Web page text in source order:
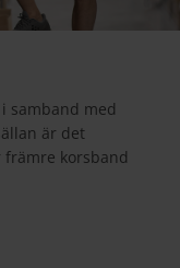
samband med
är det
korsband